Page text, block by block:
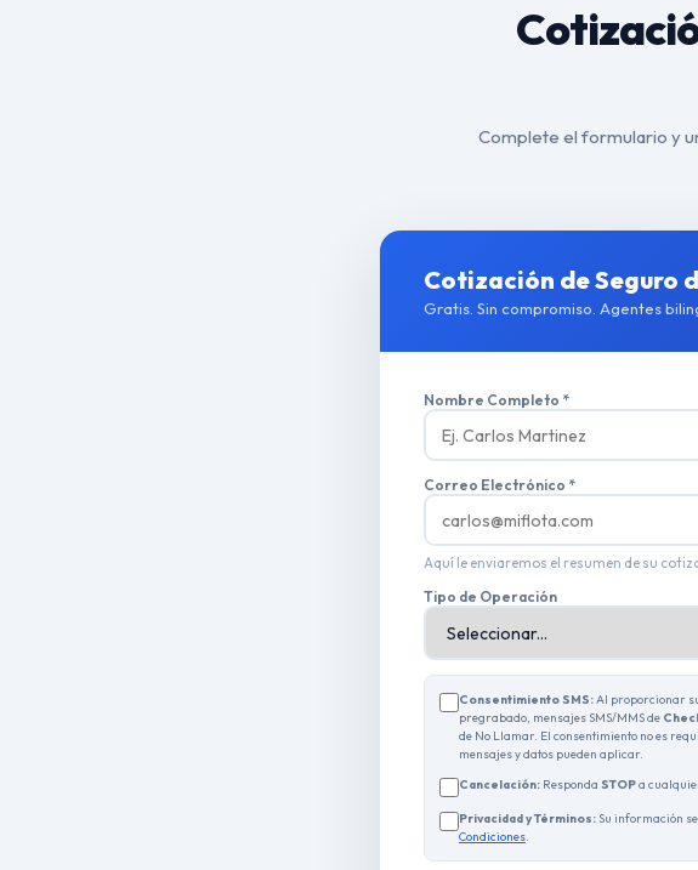
Complete el formulario y
Cotización de Seguro
Gratis. Sin compromiso. Agentes
Nombre Completo *
Correo Electrónico *
Aquí le enviaremos el resumen de su
Tipo de Operación
Consentimiento SMS:Al proporcionar
pregrabado, mensajes SMS/MMS de
de No Llamar. El consentimiento no es
mensajes y datos pueden aplicar.
Cancelación: Responda STOPa
Privacidad y Términos: Su información
Condiciones.